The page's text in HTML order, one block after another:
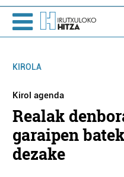
KIROLA
Kirol agenda
Realak
garaipen
dezake